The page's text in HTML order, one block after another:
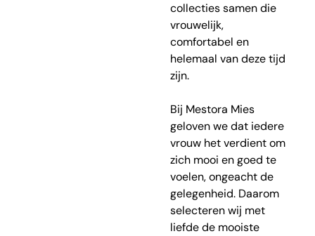
collecties samen die
vrouwelijk,
comfortabel en
helemaal van deze tijd
zijn.
Bij Mestora Mies
geloven we dat iedere
vrouw het verdient om
zich mooi en goed te
voelen, ongeacht de
gelegenheid. Daarom
selecteren wij met
liefde de mooiste